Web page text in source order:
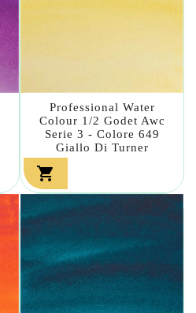
Professional Water
Colour 1/2 Godet Awc
Serie 3 - Colore 649
Giallo Di Turner
